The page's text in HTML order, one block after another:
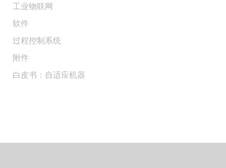
工业物联网
软件
过程控制系统
附件
白皮书：自适应机器